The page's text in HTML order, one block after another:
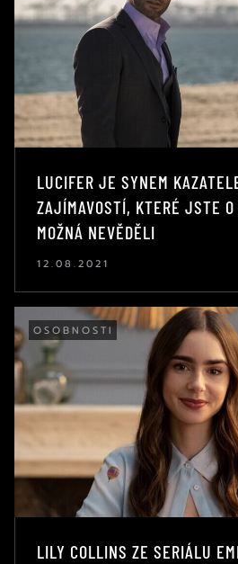
LUCIFER JE SYNEM
ZAJÍMAVOSTÍ, KTERÉ JSTE
MOŽNÁ NEVĚDĚLI
12.08.2021
OSOBNOSTI
LILY COLLINS ZE SERIÁLU